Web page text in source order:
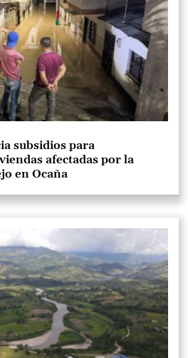
subsidios para
afectadas por la
en Ocaña